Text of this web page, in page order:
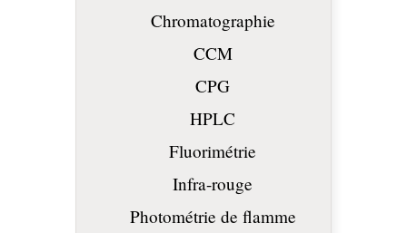
Chromatographie
CCM
CPG
HPLC
Fluorimétrie
Infra-rouge
Photométrie de flamme